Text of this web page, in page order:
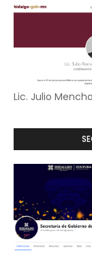
Lic. Julio